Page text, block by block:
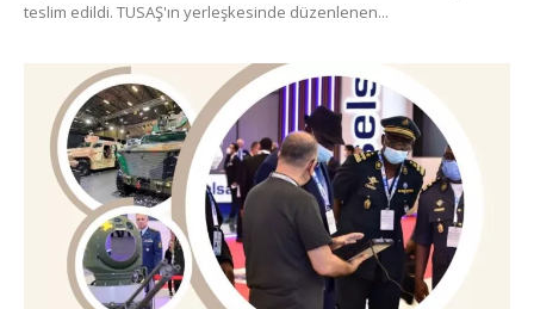
teslim edildi. TUSAŞ'ın yerleşkesinde düzenlenen...